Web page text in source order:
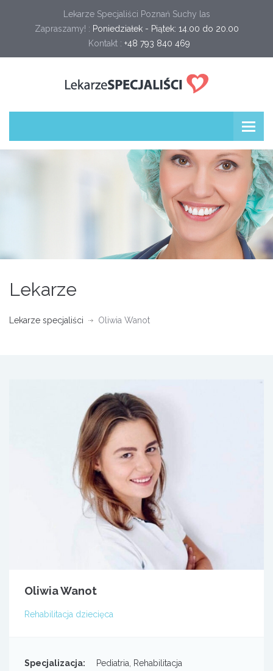
Lekarze Specjaliści Poznań Suchy las
Zapraszamy! : Poniedziałek - Piątek: 14.00 do 20.00
Kontakt : +48 793 840 469
Lekarze
Lekarze specjaliści Oliwia Wanot
Oliwia Wanot
Rehabilitacja dziecięca
Specjalizacja: Pediatria, Rehabilitacja